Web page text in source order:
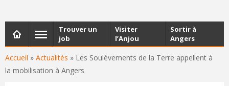
Accueil » Actualités » Les Soulèvements de la Terre appellent à
la mobilisation à Angers
Trouver un
job
Visiter
l’Anjou
Sortir à
Angers